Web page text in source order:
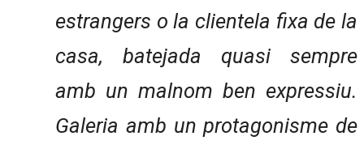
estrangers o la clientela fixa de la
casa, batejada quasi sempre
amb un malnom ben expressiu.
Galeria amb un protagonisme de